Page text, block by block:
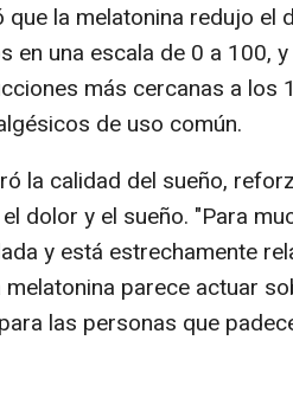
la melatonina redujo el
en una escala de 0 a 100,
más cercanas a los
de uso común.
la calidad del sueño,
dolor y el sueño. "Para
y está estrechamente
parece actuar
las personas que